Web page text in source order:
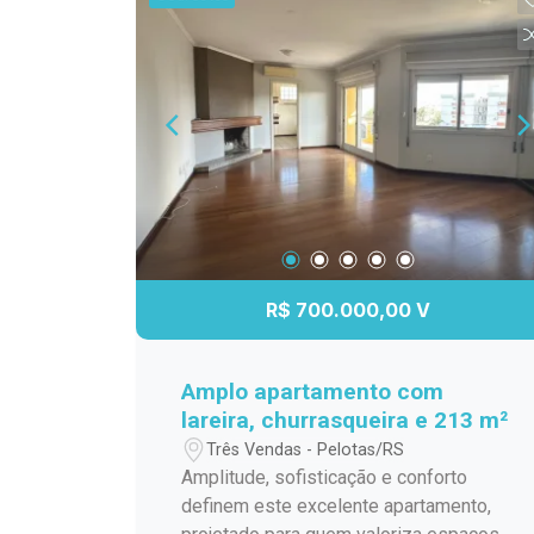
mercados, transporte público e demais
serviços essenciais, proporcionando
mais comodidade para a rotina. Agende
sua visita e venha conhecer esta
excelente oportunidade!
R$ 700.000,00 V
Amplo apartamento com
lareira, churrasqueira e 213 m²
Três Vendas - Pelotas/RS
Amplitude, sofisticação e conforto
definem este excelente apartamento,